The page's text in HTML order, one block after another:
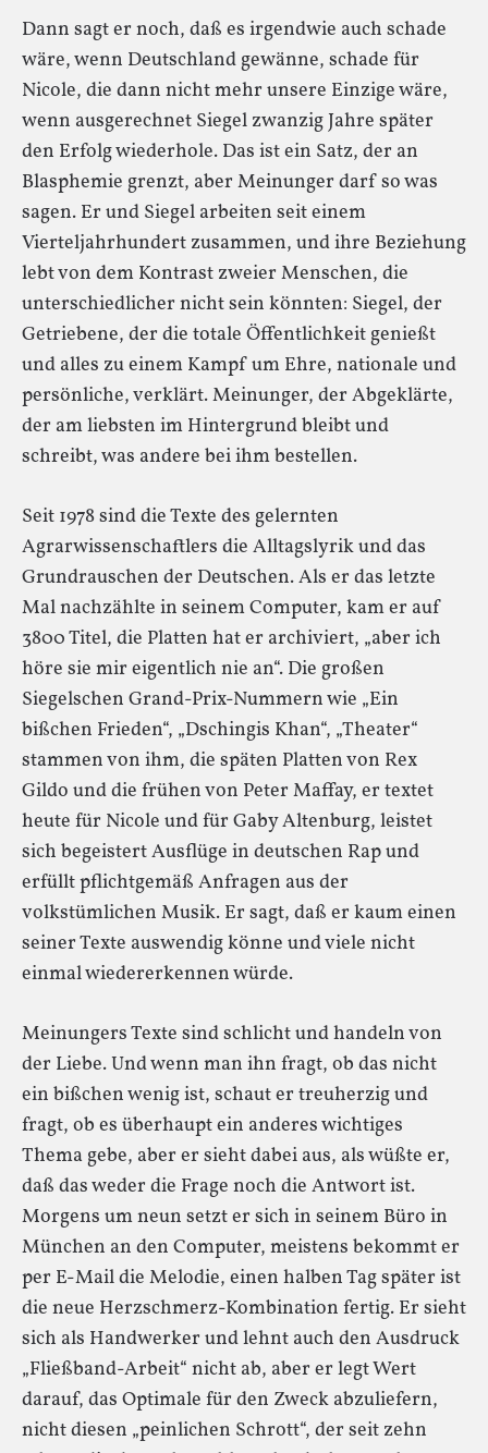
Dann sagt er noch, daß es irgendwie auch schade
wäre, wenn Deutschland gewänne, schade für
Nicole, die dann nicht mehr unsere Einzige wäre,
wenn ausgerechnet Siegel zwanzig Jahre später
den Erfolg wiederhole. Das ist ein Satz, der an
Blasphemie grenzt, aber Meinunger darf so was
sagen. Er und Siegel arbeiten seit einem
Vierteljahrhundert zusammen, und ihre Beziehung
lebt von dem Kontrast zweier Menschen, die
unterschiedlicher nicht sein könnten: Siegel, der
Getriebene, der die totale Öffentlichkeit genießt
und alles zu einem Kampf um Ehre, nationale und
persönliche, verklärt. Meinunger, der Abgeklärte,
der am liebsten im Hintergrund bleibt und
schreibt, was andere bei ihm bestellen.
Seit 1978 sind die Texte des gelernten
Agrarwissenschaftlers die Alltagslyrik und das
Grundrauschen der Deutschen. Als er das letzte
Mal nachzählte in seinem Computer, kam er auf
3800 Titel, die Platten hat er archiviert, „aber ich
höre sie mir eigentlich nie an“. Die großen
Siegelschen Grand-Prix-Nummern wie „Ein
bißchen Frieden“, „Dschingis Khan“, „Theater“
stammen von ihm, die späten Platten von Rex
Gildo und die frühen von Peter Maffay, er textet
heute für Nicole und für Gaby Altenburg, leistet
sich begeistert Ausflüge in deutschen Rap und
erfüllt pflichtgemäß Anfragen aus der
volkstümlichen Musik. Er sagt, daß er kaum einen
seiner Texte auswendig könne und viele nicht
einmal wiedererkennen würde.
Meinungers Texte sind schlicht und handeln von
der Liebe. Und wenn man ihn fragt, ob das nicht
ein bißchen wenig ist, schaut er treuherzig und
fragt, ob es überhaupt ein anderes wichtiges
Thema gebe, aber er sieht dabei aus, als wüßte er,
daß das weder die Frage noch die Antwort ist.
Morgens um neun setzt er sich in seinem Büro in
München an den Computer, meistens bekommt er
per E-Mail die Melodie, einen halben Tag später ist
die neue Herzschmerz-Kombination fertig. Er sieht
sich als Handwerker und lehnt auch den Ausdruck
„Fließband-Arbeit“ nicht ab, aber er legt Wert
darauf, das Optimale für den Zweck abzuliefern,
nicht diesen „peinlichen Schrott“, der seit zehn